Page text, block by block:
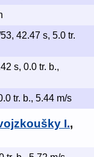
42.47 s, 5.0 tr.
s, 0.0 tr. b.,
tr. b., 5.44 m/s
I.,